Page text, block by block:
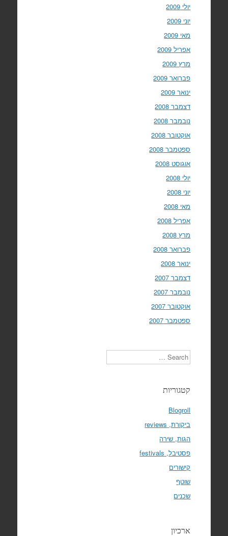
יולי 2009
יוני 2009
מאי 2009
אפריל 2009
מרץ 2009
פברואר 2009
ינואר 2009
דצמבר 2008
נובמבר 2008
אוקטובר 2008
ספטמבר 2008
אוגוסט 2008
יולי 2008
יוני 2008
מאי 2008
אפריל 2008
מרץ 2008
פברואר 2008
ינואר 2008
דצמבר 2007
נובמבר 2007
אוקטובר 2007
ספטמבר 2007
Search
קטגוריות
Blogroll
ביקורת, reviews
הגות, שירה
פסטיבל, festivals
קישורים
שוטף
שכנים
ארכיון